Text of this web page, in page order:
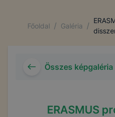
Főoldal / Galéria /
Összes képgaléria
ERASMUS